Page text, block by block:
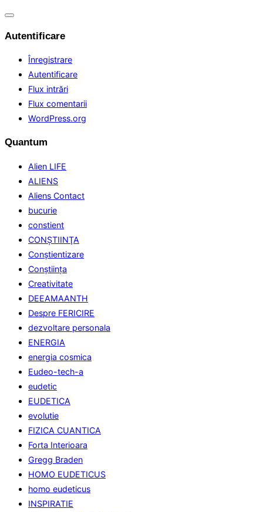
Comută
Autentificare
Înregistrare
Autentificare
Flux intrări
Flux comentarii
WordPress.org
Quantum
Alien LIFE
ALIENS
Aliens Contact
bucurie
constient
CONŞTIINŢA
Conştientizare
Conştiinţa
Creativitate
DEEAMAANTH
Despre FERICIRE
dezvoltare personala
ENERGIA
energia cosmica
Eudeo-tech-a
eudetic
EUDETICA
evolutie
FIZICA CUANTICA
Forta Interioara
Gregg Braden
HOMO EUDETICUS
homo eudeticus
INSPIRATIE